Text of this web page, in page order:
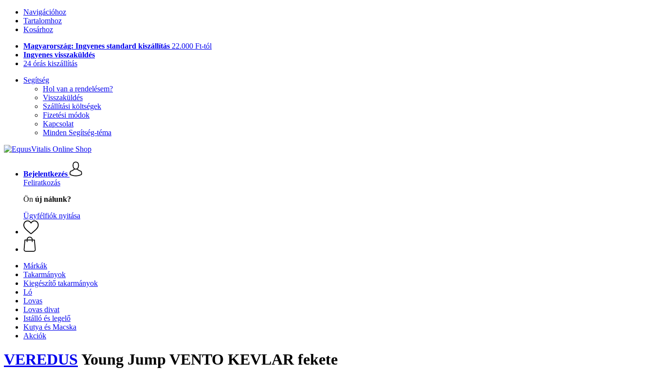
Navigációhoz
Tartalomhoz
Kosárhoz
Magyarország: Ingyenes standard kiszállítás 22.000 Ft-tól
Ingyenes visszaküldés
24 órás kiszállítás
Segítség
Hol van a rendelésem?
Visszaküldés
Szállítási költségek
Fizetési módok
Kapcsolat
Minden Segítség-téma
Bejelentkezés
Feliratkozás
Ön új nálunk?
Ügyfélfiók nyitása
Márkák
Takarmányok
Kiegészítő takarmányok
Ló
Lovas
Lovas divat
Istálló és legelő
Kutya és Macska
Akciók
VEREDUS Young Jump VENTO KEVLAR fekete